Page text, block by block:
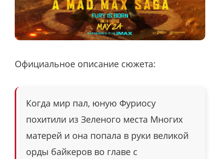
Официальное описание сюжета:
Когда мир пал, юную Фуриосу
похитили из Зеленого места Многих
матерей и она попала в руки великой
орды байкеров во главе с